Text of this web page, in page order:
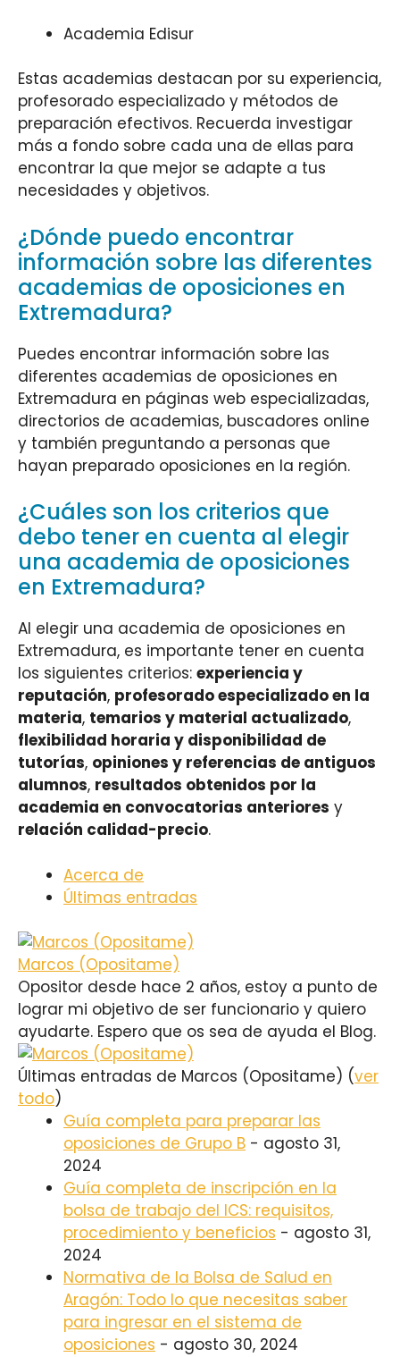
Academia Edisur
Estas academias destacan por su experiencia,
profesorado especializado y métodos de
preparación efectivos. Recuerda investigar
más a fondo sobre cada una de ellas para
encontrar la que mejor se adapte a tus
necesidades y objetivos.
¿Dónde puedo encontrar
información sobre las diferentes
academias de oposiciones en
Extremadura?
Puedes encontrar información sobre las
diferentes academias de oposiciones en
Extremadura en páginas web especializadas,
directorios de academias, buscadores online
y también preguntando a personas que
hayan preparado oposiciones en la región.
¿Cuáles son los criterios que
debo tener en cuenta al elegir
una academia de oposiciones
en Extremadura?
Al elegir una academia de oposiciones en
Extremadura, es importante tener en cuenta
los siguientes criterios: experiencia y
reputación, profesorado especializado en la
materia, temarios y material actualizado,
flexibilidad horaria y disponibilidad de
tutorías, opiniones y referencias de antiguos
alumnos, resultados obtenidos por la
academia en convocatorias anteriores y
relación calidad-precio.
Acerca de
Últimas entradas
Marcos (Opositame)
Opositor desde hace 2 años, estoy a punto de
lograr mi objetivo de ser funcionario y quiero
ayudarte. Espero que os sea de ayuda el Blog.
Últimas entradas de Marcos (Opositame) (ver
todo)
Guía completa para preparar las
oposiciones de Grupo B - agosto 31,
2024
Guía completa de inscripción en la
bolsa de trabajo del ICS: requisitos,
procedimiento y beneficios - agosto 31,
2024
Normativa de la Bolsa de Salud en
Aragón: Todo lo que necesitas saber
para ingresar en el sistema de
oposiciones - agosto 30, 2024